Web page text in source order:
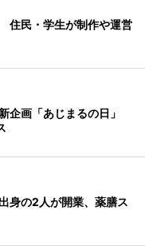
住民・学生が制作や運営
企画「あじまるの日」
身の2人が開業、薬膳ス